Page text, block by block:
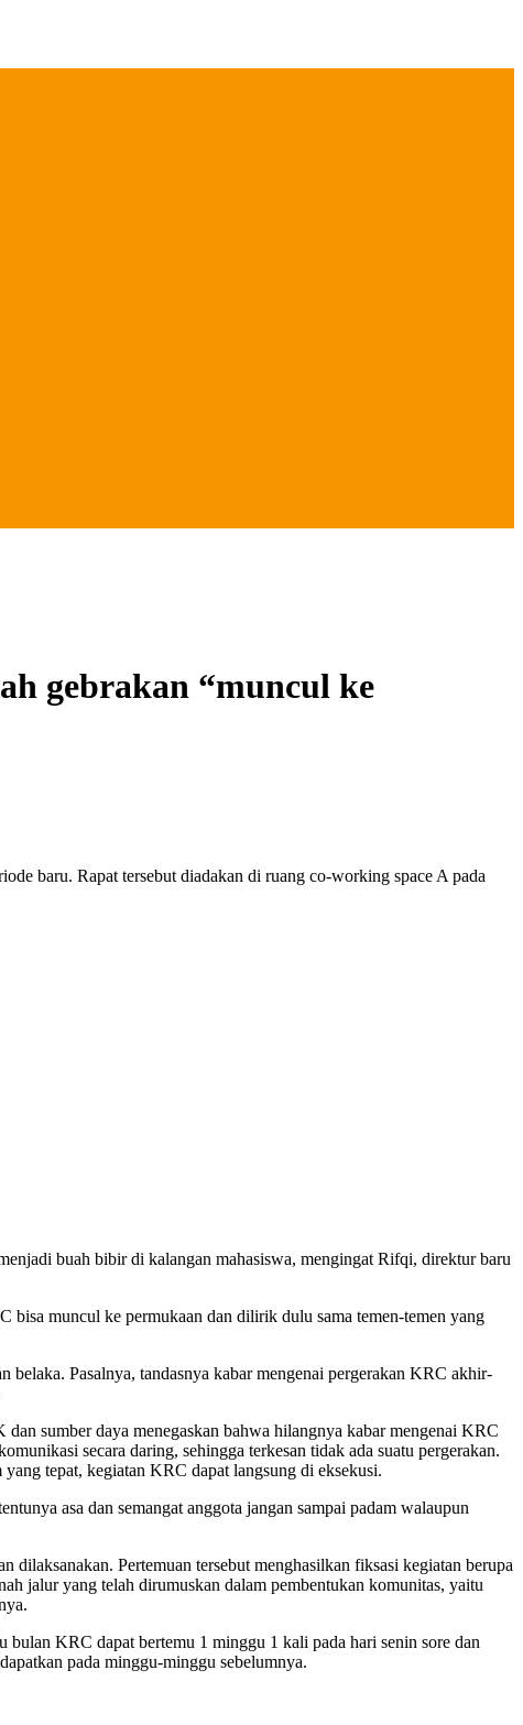
gebrakan “muncul ke
baru. Rapat tersebut diadakan di ruang co-working space A pada
buah bibir di kalangan mahasiswa, mengingat Rifqi, direktur baru
bisa muncul ke permukaan dan dilirik dulu sama temen-temen yang
belaka. Pasalnya, tandasnya kabar mengenai pergerakan KRC akhir-
sumber daya menegaskan bahwa hilangnya kabar mengenai KRC
secara daring, sehingga terkesan tidak ada suatu pergerakan.
tepat, kegiatan KRC dapat langsung di eksekusi.
asa dan semangat anggota jangan sampai padam walaupun
Pertemuan tersebut menghasilkan fiksasi kegiatan berupa
jalur yang telah dirumuskan dalam pembentukan komunitas, yaitu
KRC dapat bertemu 1 minggu 1 kali pada hari senin sore dan
pada minggu-minggu sebelumnya.